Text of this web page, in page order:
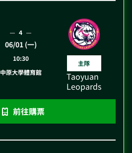
4
06/01 (一)
10:30
中原大學體育館
Taoyuan
Leopards
主隊
前往購票